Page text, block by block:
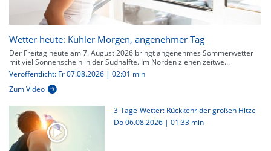
Wetter heute: Kühler Morgen, angenehmer Tag
Der Freitag heute am 7. August 2026 bringt angenehmes Sommerwetter
mit viel Sonnenschein in der Südhälfte. Im Norden ziehen zeitwe...
Veröffentlicht: Fr 07.08.2026 | 02:01 min
Zum Video
3-Tage-Wetter: Rückkehr der großen Hitze
Do 06.08.2026 | 01:33 min